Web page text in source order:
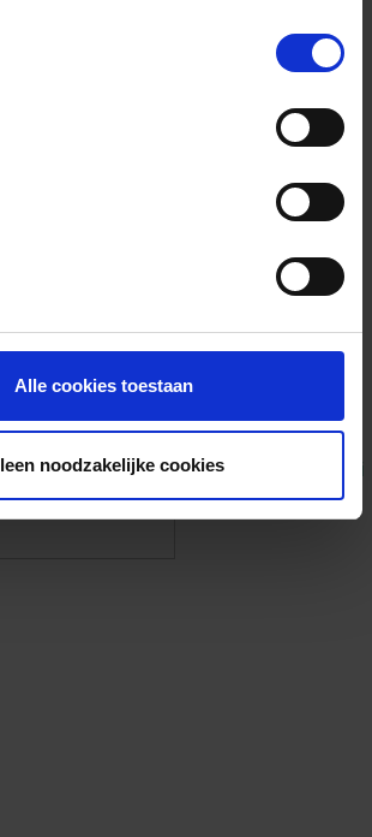
Alle cookies toestaan
noodzakelijke cookies Eigen foto’s